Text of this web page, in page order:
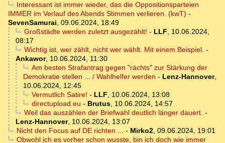
Interessant ist immer wieder, das die Oppositionsparteien
IMMER im Verlauf des Abends Stimmen verlieren. (kwT) -
SevenSamurai, 09.06.2024, 18:49
Großstädte werden zuletzt ausgezählt! - LLF, 10.06.2024,
08:17
Wichtig ist, wer zählt, nicht wer wählt. Mit einem Beispiel. -
Ankawor, 10.06.2024, 11:30
Am besten Strafantrag gegen "rächts" zur Stärkung der
Demokratie stellen ... / Wahlhelfer werden - Lenz-Hannover,
10.06.2024, 12:45
Vermutlich Satire! - LLF, 10.06.2024, 13:08
directupload.eu - Brutus, 10.06.2024, 14:57
Weil das auszählen der Briefwahl deutlich länger dauert. -
Lenz-Hannover, 10.06.2024, 13:07
Nicht den Focus auf DE richten ... - Mirko2, 09.06.2024, 19:01
Obwohl ich es vorher schon wusste, bin ich doch wie immer